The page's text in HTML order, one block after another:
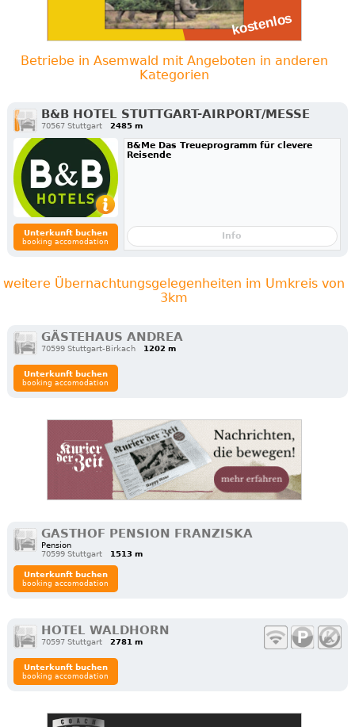
Betriebe in Asemwald mit Angeboten in anderen
Kategorien
B&B HOTEL STUTTGART-AIRPORT/MESSE
70567 Stuttgart 2485 m
Unterkunft buchen
booking accomodation
B&Me Das Treueprogramm für clevere
Reisende
Info
weitere Übernachtungsgelegenheiten im Umkreis von
3km
GÄSTEHAUS ANDREA
70599 Stuttgart-Birkach 1202 m
Unterkunft buchen
booking accomodation
GASTHOF PENSION FRANZISKA
Pension
70599 Stuttgart
1513 m
Unterkunft buchen
booking accomodation
HOTEL WALDHORN
70597 Stuttgart 2781 m
Unterkunft buchen
booking accomodation